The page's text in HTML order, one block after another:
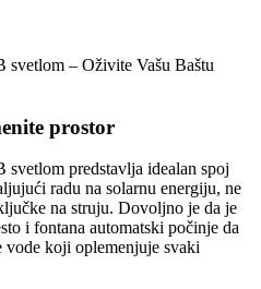
svetlom – Oživite Vašu Baštu
prostor
svetlom predstavlja idealan spoj
radu na solarnu energiju, ne
na struju. Dovoljno je da je
i fontana automatski počinje da
vode koji oplemenjuje svaki